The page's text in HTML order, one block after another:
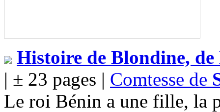
Histoire de Blondine,
| ± 23 pages | Comtesse de
Le roi Bénin a une fille, la